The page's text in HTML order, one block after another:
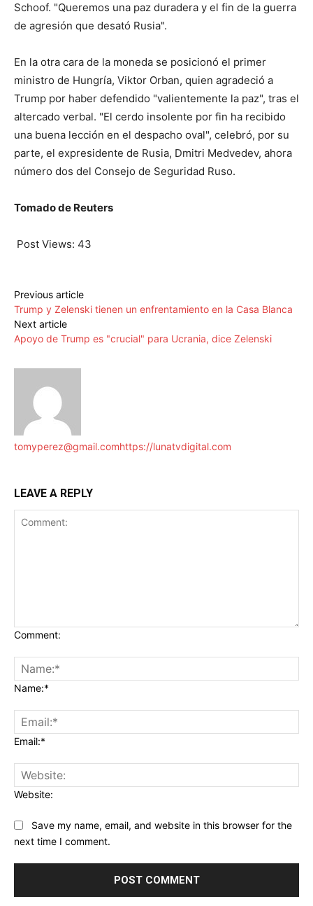
Schoof. "Queremos una paz duradera y el fin de la guerra
de agresión que desató Rusia".
En la otra cara de la moneda se posicionó el primer
ministro de Hungría, Viktor Orban, quien agradeció a
Trump por haber defendido "valientemente la paz", tras el
altercado verbal. "El cerdo insolente por fin ha recibido
una buena lección en el despacho oval", celebró, por su
parte, el expresidente de Rusia, Dmitri Medvedev, ahora
número dos del Consejo de Seguridad Ruso.
Tomado de Reuters
Post Views: 43
Previous article
Trump y Zelenski tienen un enfrentamiento en la Casa Blanca
Next article
Apoyo de Trump es "crucial" para Ucrania, dice Zelenski
tomyperez@gmail.comhttps://lunatvdigital.com
LEAVE A REPLY
Comment:
Name:*
Email:*
Website:
Save my name, email, and website in this browser for the
next time I comment.